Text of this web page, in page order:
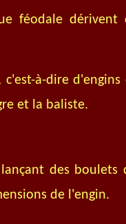
féodale dérivent
à-dire
et la baliste.
des boulets
de l'engin.